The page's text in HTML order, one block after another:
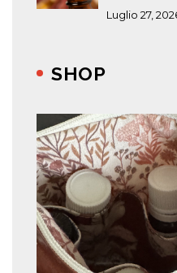
Luglio 27,
SHOP